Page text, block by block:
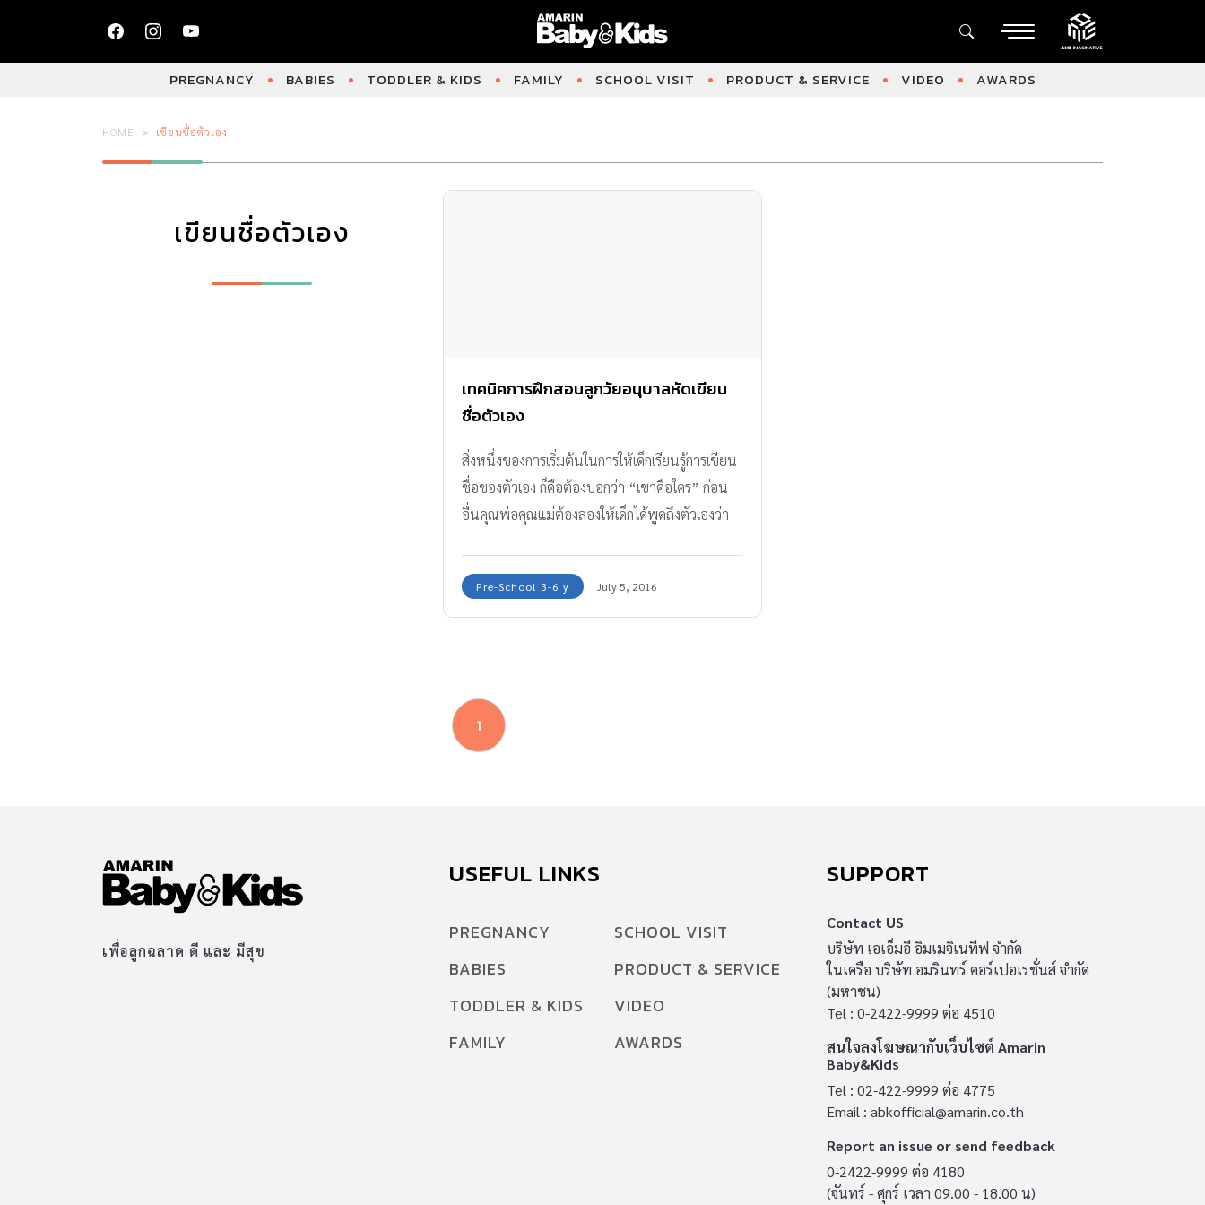
PREGNANCY BABIES TODDLER & KIDS FAMILY SCHOOL VISIT PRODUCT & SERVICE VIDEO AWARDS
HOME เขียนชื่อตัวเอง
เขียนชื่อตัวเอง
เทคนิคการฝึกสอนลูกวัยอนุบาลหัดเขียน
ชื่อตัวเอง
สิ่งหนึ่งของการเริ่มต้นในการให้เด็กเรียนรู้การเขียน
ชื่อของตัวเอง ก็คือต้องบอกว่า “เขาคือใคร” ก่อน
อื่นคุณพ่อคุณแม่ต้องลองให้เด็กได้พูดถึงตัวเองว่า
คำๆ ที่เขานั้นจะต้องได้ยินไปตลอดชีวิต
Pre-School 3-6 y July 5, 2016
1
เพื่อลูกฉลาด ดี และ มีสุข
USEFUL LINKS
PREGNANCY
BABIES
TODDLER & KIDS
FAMILY
SCHOOL VISIT
PRODUCT & SERVICE
VIDEO
AWARDS
SUPPORT
Contact US
บริษัท เอเอ็มอี อิมเมจิเนทีฟ จำกัด
ในเครือ บริษัท อมรินทร์ คอร์เปอเรชั่นส์ จำกัด
(มหาชน)
Tel : 0-2422-9999 ต่อ 4510
สนใจลงโฆษณากับเว็บไซต์ Amarin
Baby&Kids
Tel : 02-422-9999 ต่อ 4775
Email : abkofficial@amarin.co.th
Report an issue or send feedback
0-2422-9999 ต่อ 4180
(จันทร์ - ศุกร์ เวลา 09.00 - 18.00 น)